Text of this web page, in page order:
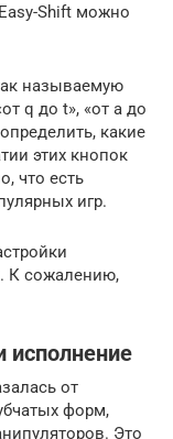
Shift можно
называемую
q до t», «от a до
какие
этих кнопок
что есть
игр.
К сожалению,
исполнение
от
форм,
Это